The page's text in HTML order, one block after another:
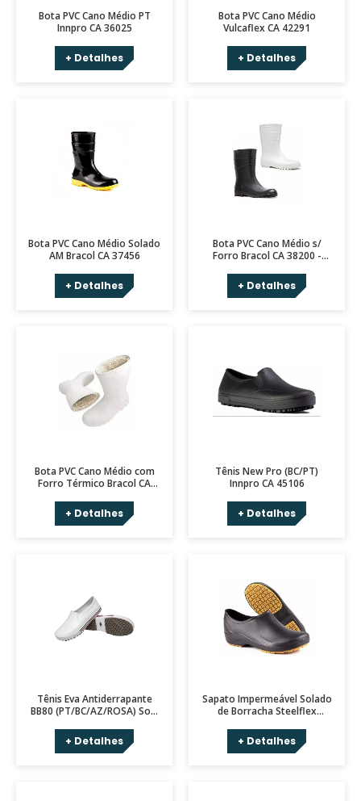
Bota PVC Cano Médio PT
Innpro CA 36025
+ Detalhes
Bota PVC Cano Médio
Vulcaflex CA 42291
+ Detalhes
Bota PVC Cano Médio Solado
AM Bracol CA 37456
+ Detalhes
Bota PVC Cano Médio s/
Forro Bracol CA 38200 -
+ Detalhes
Bota PVC Cano Médio com
Forro Térmico Bracol CA
+ Detalhes
Tênis New Pro (BC/PT)
Innpro CA 45106
+ Detalhes
Tênis Eva Antiderrapante
BB80 (PT/BC/AZ/ROSA) Soft
+ Detalhes
Sapato Impermeável Solado
de Borracha Steelflex
+ Detalhes